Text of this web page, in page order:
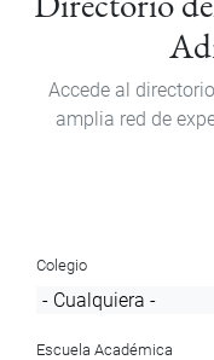
Accede al
amplia red de
Colegio
Escuela Académica